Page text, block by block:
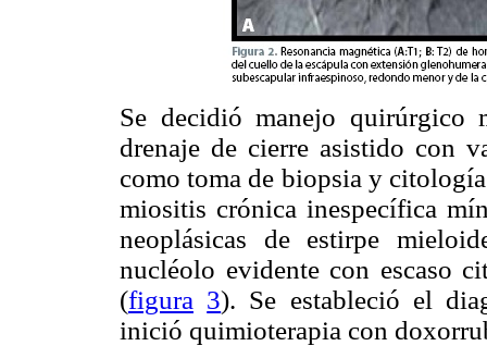
Se decidió manejo quirúrgico
drenaje de cierre asistido con
como toma de biopsia y
miositis crónica inespecífica
neoplásicas de estirpe
nucléolo evidente con escaso
(figura 3). Se estableció el
inició quimioterapia con